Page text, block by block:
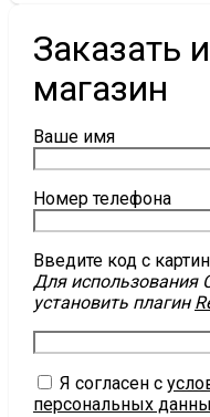
Заказать
магазин
Ваше имя
Номер телефона
Введите код с
Для использования
установить плагин
Я согласен с
персональных